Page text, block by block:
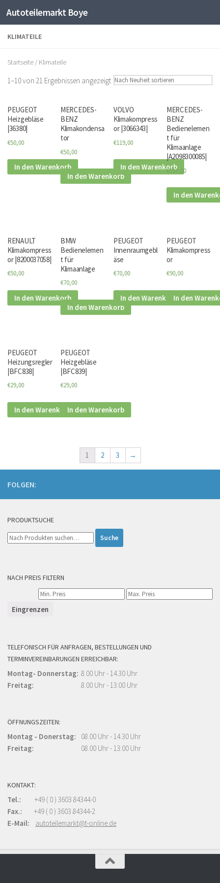
Zum Inhalt springen
Autoteilemarkt Boye
KLIMATEILE
Startseite / Klimateile
1–10 von 21 Ergebnissen angezeigt
PEUGEOT
Heizgebläse
|36380|
€50,00
In den Warenkorb
MERCEDES-
BENZ
Klimakondensa
tor
€50,00
In den Warenkorb
VOLVO
Klimakompress
or |3066343|
€119,00
In den Warenkorb
MERCEDES-
BENZ
Bedienelemen
t für
Klimaanlage
|A2098300085|
€110,00
In den
RENAULT
Klimakompress
or |8200037058|
€50,00
In den Warenkorb
BMW
Bedienelemen
t für
Klimaanlage
€70,00
In den Warenkorb
PEUGEOT
Innenraumgebl
äse
€70,00
In den Warenkorb
PEUGEOT
Klimakompress
or
€90,00
In den
PEUGEOT
Heizungsregler
|BFC838|
€29,00
In den Warenkorb
PEUGEOT
Heizgebläse
|BFC839|
€29,00
In den Warenkorb
1 2 3 →
FOLGEN:
PRODUKTSUCHE
Suche
nach:
NACH PREIS FILTERN
Eingrenzen
TELEFONISCH FÜR ANFRAGEN, BESTELLUNGEN UND
TERMINVEREINBARUNGEN ERREICHBAR:
Montag- Donnerstag: 8.00 Uhr - 14.30 Uhr
Freitag:
8.00 Uhr - 13:00 Uhr
ÖFFNUNGSZEITEN:
Montag - Donerstag:
08.00 Uhr - 14.30 Uhr
Freitag:
08.00 Uhr - 13:00 Uhr
KONTAKT:
Tel.:
+49 ( 0 ) 3603 84344-0
Fax.: +49 ( 0 ) 3603 84344-2
E-Mail:
autoteilemarkt@t-online.de